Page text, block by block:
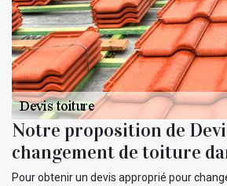
Notre proposition de
changement de toiture
Pour obtenir un devis approprié pour